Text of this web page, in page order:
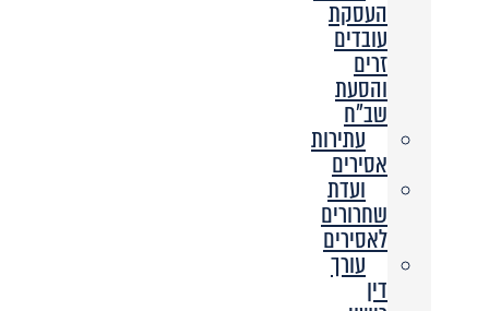
העסקת
עובדים
זרים
והסעת
שב”ח
עתירות
אסירים
ועדת
שחרורים
לאסירים
עורך
דין